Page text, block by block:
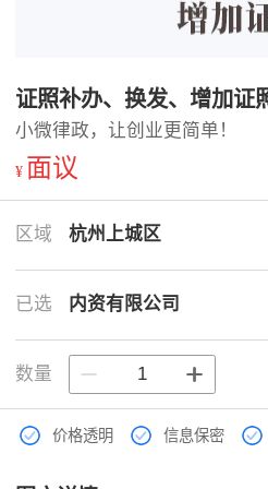
证照补办、换发、增加证
小微律政，让创业更简单！
¥ 面议
区域 杭州上城区
已选 内资有限公司
数量
价格透明 信息保密